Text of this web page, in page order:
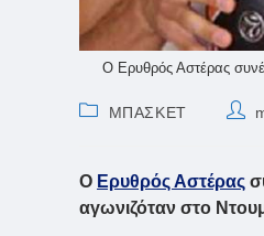
Ο Ερυθρός Αστέρας
PostΜΠΑΣΚΕΤ
Post
Ο Ερυθρός Αστέρας
αγωνιζόταν στο